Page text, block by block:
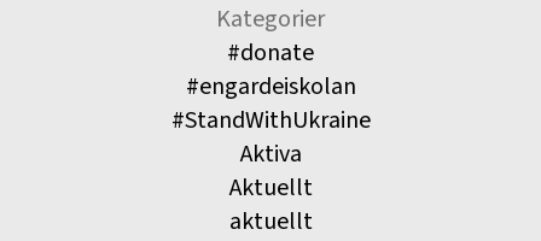
Kategorier
#donate
#engardeiskolan
#StandWithUkraine
Aktiva
Aktuellt
aktuellt